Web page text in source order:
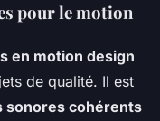
pour le motion
en motion design
de qualité. Il est
sonores cohérents